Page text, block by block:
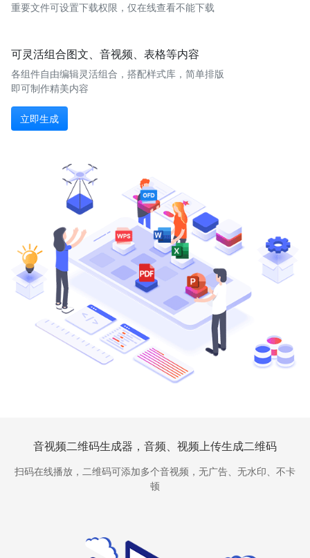
重要文件可设置下载权限，仅在线查看不能下载
可灵活组合图文、音视频、表格等内容
各组件自由编辑灵活组合，搭配样式库，简单排版
即可制作精美内容
立即生成
音视频二维码生成器，音频、视频上传生成二维码
扫码在线播放，二维码可添加多个音视频，无广告、无水印、不卡
顿